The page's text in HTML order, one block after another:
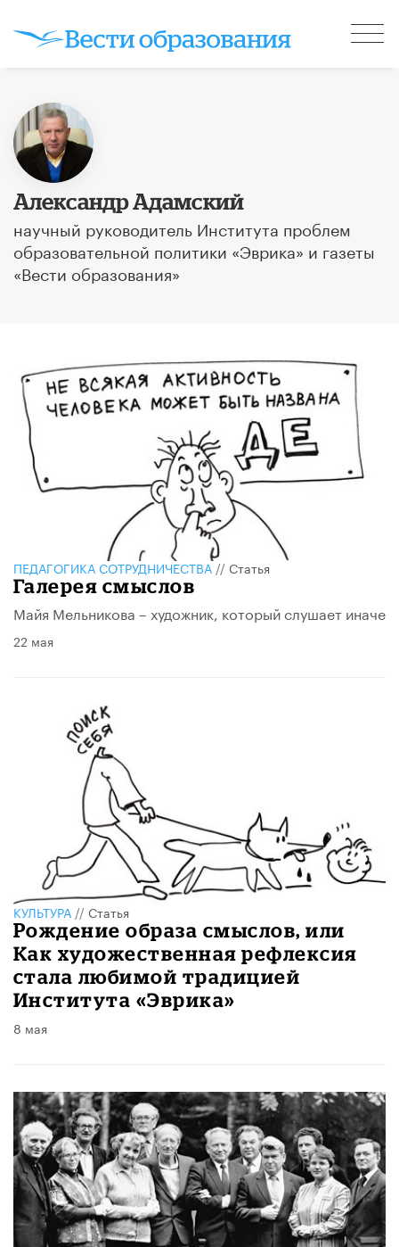
Александр Адамский
научный руководитель Института проблем
образовательной политики «Эврика» и газеты
«Вести образования»
ПЕДАГОГИКА СОТРУДНИЧЕСТВА// Статья
Галерея смыслов
Майя Мельникова – художник, который слушает иначе
22 мая
КУЛЬТУРА // Статья
Рождение образа смыслов, или
Как художественная рефлексия
стала любимой традицией
Института «Эврика»
8 мая